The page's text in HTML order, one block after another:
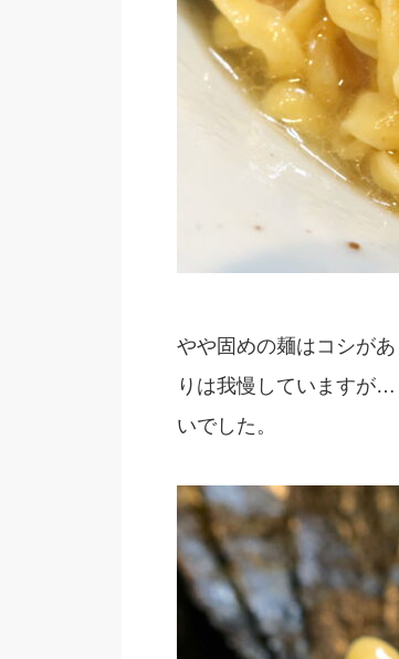
やや固めの麺はコシが
りは我慢していますが
いでした。